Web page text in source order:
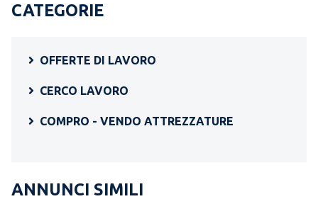
CATEGORIE
OFFERTE DI LAVORO
CERCO LAVORO
COMPRO - VENDO ATTREZZATURE
ANNUNCI SIMILI